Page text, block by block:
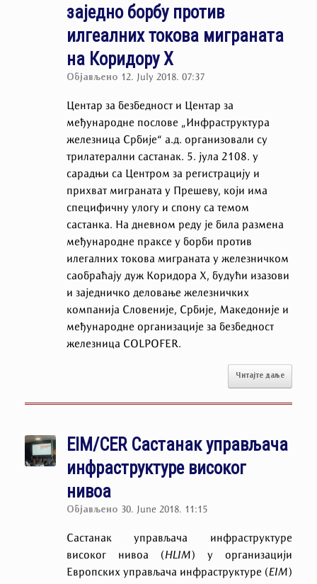
заједно борбу против
илгеалних токова миграната
на Коридору Х
Објављено 12. July 2018. 07:37
Центар за безбедност и Центар за
међународне послове „Инфраструктурa
железница Србије“ а.д. организoвали су
трилатерални састанак. 5. јула 2108. у
сарадњи са Центром за регистрацију и
прихват миграната у Прешеву, који има
специфичну улогу и спону са темом
састанка. На дневном реду је била размена
међународне праксе у борби против
илегалних токова миграната у железничком
саобраћају дуж Коридора Х, будући изазови
и заједничко деловање железничких
компанија Словеније, Србије, Македоније и
међународне организације за безбедност
железница COLPOFER.
Читајте даље
EIM/CER Састанак управљача
инфраструктуре високог
нивоа
Објављено 30. June 2018. 11:15
Састанак управљача инфраструктуре
високог нивоа (HLIM ) у организацији
Европских управљача инфраструктуре (EIM )